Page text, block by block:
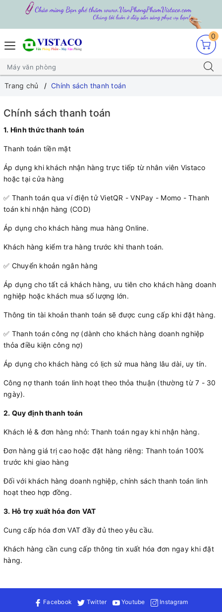
0
Trang chủ Chính sách thanh toán
Chính sách thanh toán
1. Hình thức thanh toán
Thanh toán tiền mặt
Áp dụng khi khách nhận hàng trực tiếp từ nhân viên Vistaco
hoặc tại cửa hàng
✅ Thanh toán qua ví điện tử VietQR - VNPay - Momo - Thanh
toán khi nhận hàng (COD)
Áp dụng cho khách hàng mua hàng Online.
Khách hàng kiểm tra hàng trước khi thanh toán.
✅ Chuyển khoản ngân hàng
Áp dụng cho tất cả khách hàng, ưu tiên cho khách hàng doanh
nghiệp hoặc khách mua số lượng lớn.
Thông tin tài khoản thanh toán sẽ được cung cấp khi đặt hàng.
✅ Thanh toán công nợ (dành cho khách hàng doanh nghiệp
thỏa điều kiện công nợ)
Áp dụng cho khách hàng có lịch sử mua hàng lâu dài, uy tín.
Công nợ thanh toán linh hoạt theo thỏa thuận (thường từ 7 - 30
ngày).
2. Quy định thanh toán
Khách lẻ & đơn hàng nhỏ: Thanh toán ngay khi nhận hàng.
Đơn hàng giá trị cao hoặc đặt hàng riêng: Thanh toán 100%
trước khi giao hàng
Đối với khách hàng doanh nghiệp, chính sách thanh toán linh
hoạt theo hợp đồng.
3. Hỗ trợ xuất hóa đơn VAT
Cung cấp hóa đơn VAT đầy đủ theo yêu cầu.
Khách hàng cần cung cấp thông tin xuất hóa đơn ngay khi đặt
hàng.
Facebook Twitter Youtube Instagram